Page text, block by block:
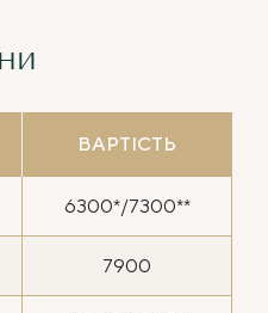
ВАРТІСТЬ
6300*/7300**
7900